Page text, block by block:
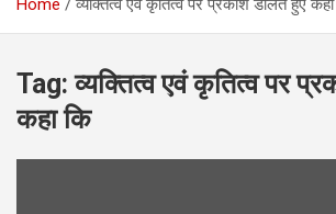
Home व्यक्तित्व एवं कृतित्व पर प्रकाश डालते हुए
Tag:व्यक्तित्व एवं कृतित्व पर
कहा कि